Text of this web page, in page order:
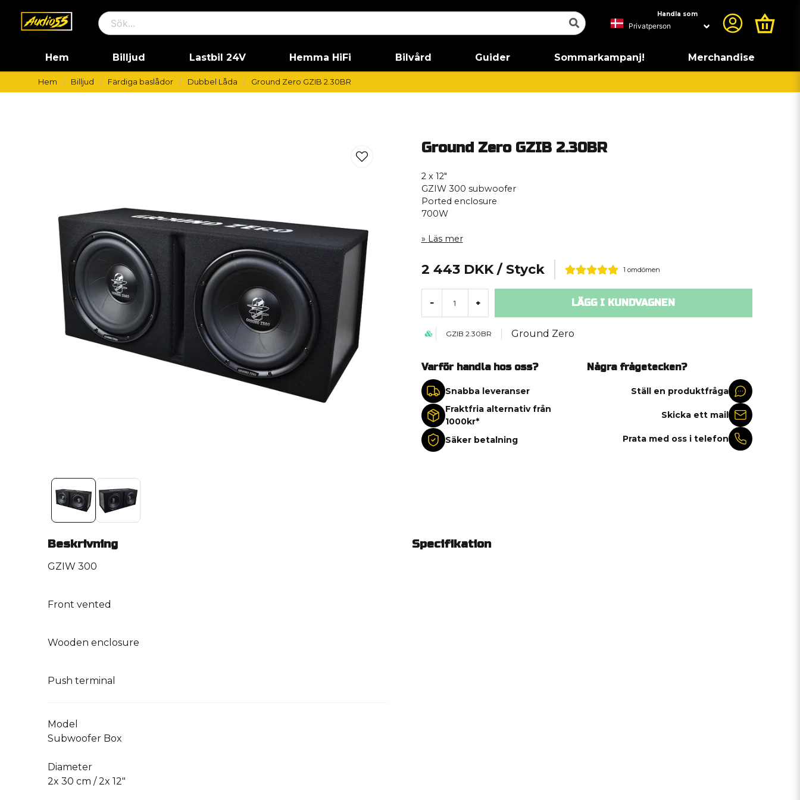
Handla som
Hem Billjud Lastbil 24V Hemma HiFi Bilvård Guider Sommarkampanj! Merchandise
Hem Billjud Färdiga baslådor Dubbel Låda Ground Zero GZIB 2.30BR
Ground Zero GZIB 2.30BR
2 x 12″
GZIW 300 subwoofer
Ported enclosure
700W
Läs mer
2 443 DKK / Styck 1 omdömen
- + LÄGG I KUNDVAGNEN
GZIB 2.30BR Ground Zero
Varför handla hos oss?
Snabba leveranser
Fraktfria alternativ från
1000kr*
Säker betalning
Några frågetecken?
Ställ en produktfråga
Skicka ett mail
Prata med oss i telefon
Beskrivning
GZIW 300
Front vented
Wooden enclosure
Push terminal
Model
Subwoofer Box
Diameter
2x 30 cm / 2x 12″
Specifikation